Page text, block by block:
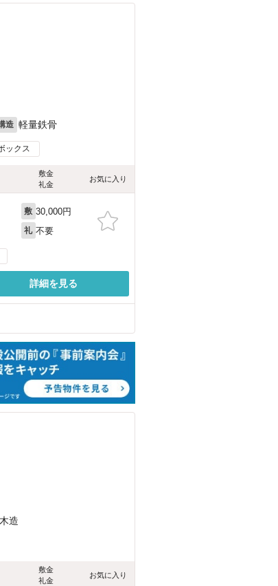
造 軽量鉄骨
ックス
敷金
礼金
お気に入り
敷 30,000円
礼 不要
詳細を見る
木造
敷金
礼金
お気に入り